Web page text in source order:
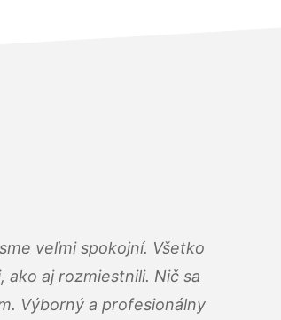
veľmi spokojní. Všetko
ako aj rozmiestnili. Nič sa
Výborný a profesionálny